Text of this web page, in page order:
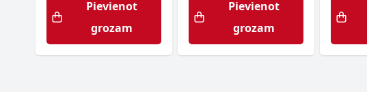
Pievienot
grozam
Pievienot
grozam